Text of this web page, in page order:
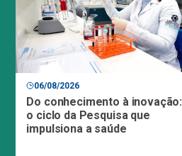
06/08/2026
Do conhecimento à inovação:
o ciclo da Pesquisa que
impulsiona a saúde